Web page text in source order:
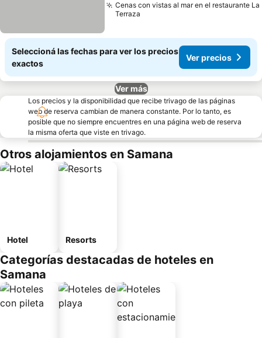
Cenas con vistas al mar en el restaurante La
Terraza
Seleccioná las fechas para ver los precios
exactos
Ver precios
Ver más
Los precios y la disponibilidad que recibe trivago de las páginas
web de reserva cambian de manera constante. Por lo tanto, es
posible que no siempre encuentres en una página web de reserva
la misma oferta que viste en trivago.
Otros alojamientos en Samana
Hotel Resorts
Categorías destacadas de hoteles en
Samana